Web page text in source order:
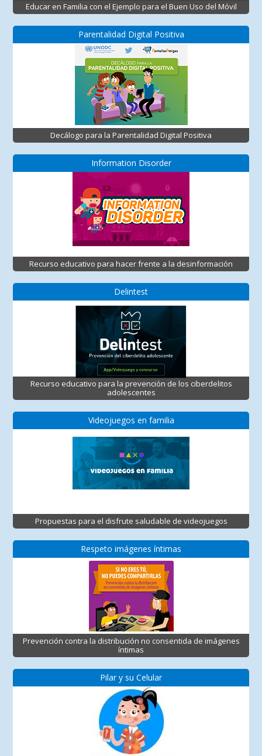
Educar en Familia con el Ejemplo para el Buen Uso del Móvil
Parentalidad Digital Positiva
Decálogo para la Parentalidad Digital Positiva
Information Disorder
Recurso educativo para hacer frente a la desinformación
Delintest
Recurso educativo para la prevención de los ciberdelitos
adolescentes
Videojuegos en familia
Propuestas para el disfrute saludable de videojuegos
Respeto imágenes íntimas
Prevención contra la distribución no consentida de imágenes
íntimas
Pilar y su Celular